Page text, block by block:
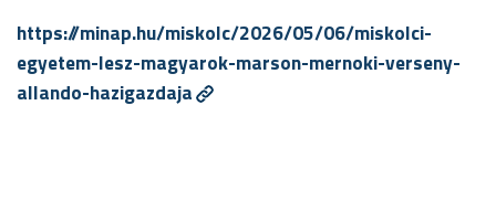
https://minap.hu/miskolc/2026/05/06/miskolci-
egyetem-lesz-magyarok-marson-mernoki-verseny-
allando-hazigazdaja